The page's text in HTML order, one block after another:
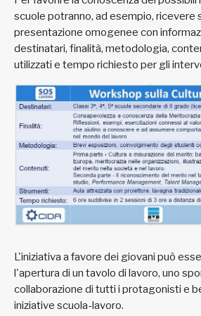
scuole potranno, ad esempio, ricevere
presentazione omogenee con
destinatari, finalità, metodologia,
utilizzati e tempo richiesto per gli
L'iniziativa a favore dei giovani può
l'apertura di un tavolo di lavoro, uno
collaborazione di tutti i protagonisti e
iniziative scuola-lavoro.